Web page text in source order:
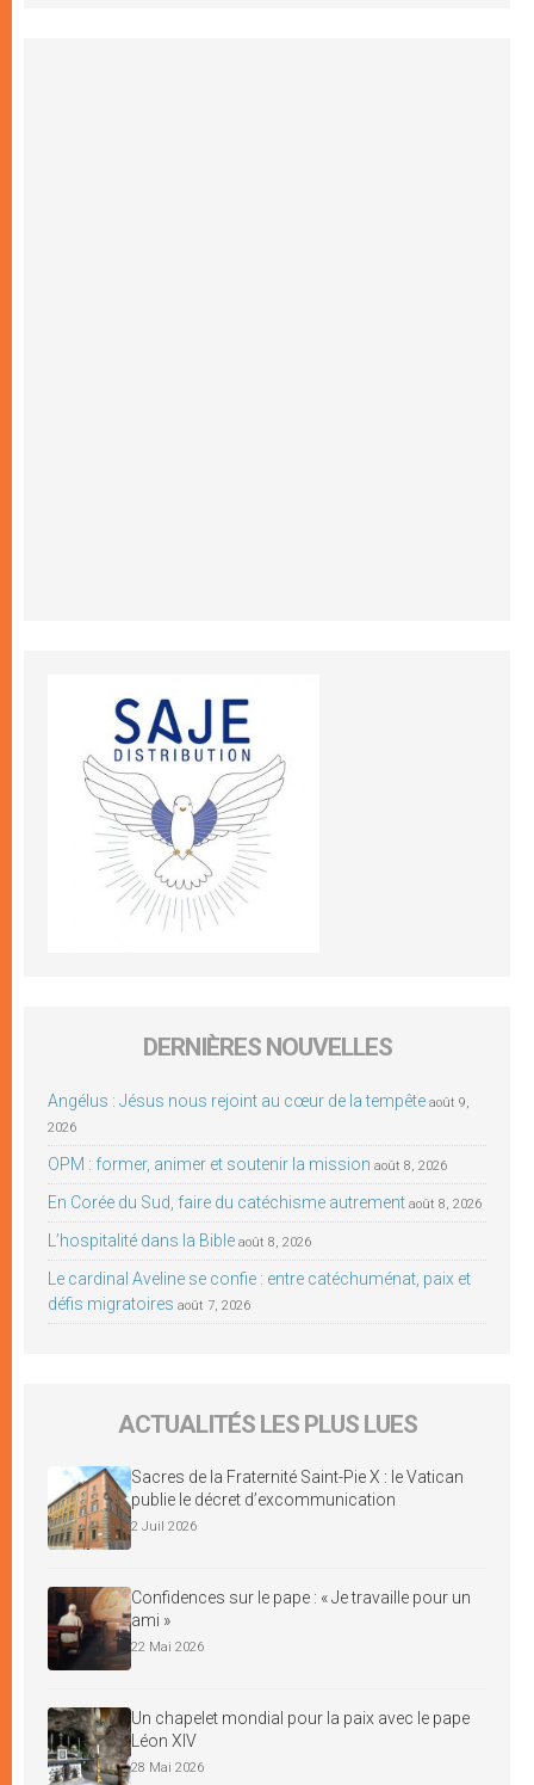
DERNIÈRES NOUVELLES
Angélus : Jésus nous rejoint au cœur de la tempête août 9,
2026
OPM : former, animer et soutenir la mission août 8, 2026
En Corée du Sud, faire du catéchisme autrement août 8, 2026
L’hospitalité dans la Bible août 8, 2026
Le cardinal Aveline se confie : entre catéchuménat, paix et
défis migratoires août 7, 2026
ACTUALITÉS LES PLUS LUES
Sacres de la Fraternité Saint-Pie X : le Vatican
publie le décret d’excommunication
2 Juil 2026
Confidences sur le pape : « Je travaille pour un
ami »
22 Mai 2026
Un chapelet mondial pour la paix avec le pape
Léon XIV
28 Mai 2026